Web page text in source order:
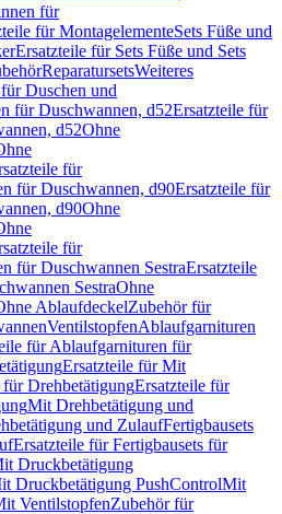
für
für MontagelementeSets Füße und
Ersatzteile für Sets Füße und Sets
ReparatursetsWeiteres
Duschen und
für Duschwannen, d52Ersatzteile für
d52Ohne
für
für Duschwannen, d90Ersatzteile für
d90Ohne
für
für Duschwannen SestraErsatzteile
SestraOhne
AblaufdeckelZubehör für
VentilstopfenAblaufgarnituren
für Ablaufgarnituren für
Ersatzteile für Mit
für DrehbetätigungErsatzteile für
Mit Drehbetätigung und
und ZulaufFertigbausets
Ersatzteile für Fertigbausets für
Druckbetätigung
Druckbetätigung PushControlMit
VentilstopfenZubehör für